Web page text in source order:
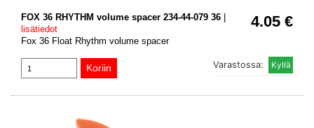
4.05 €
FOX 36 RHYTHM volume spacer 234-44-079 36 |
lisätiedot
Fox 36 Float Rhythm volume spacer
Varastossa: